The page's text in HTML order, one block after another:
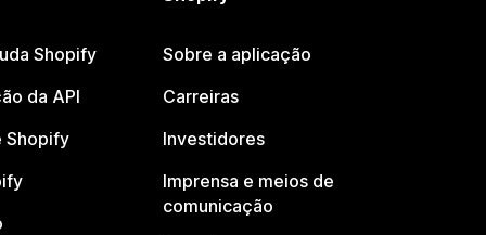
Shopify
da API
Shopify
Sobre a aplicação
Carreiras
Investidores
Imprensa e meios de
comunicação